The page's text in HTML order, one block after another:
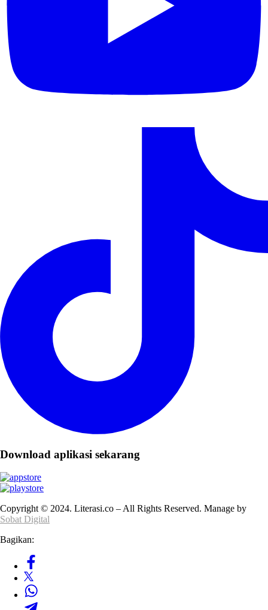
Download aplikasi sekarang
Copyright © 2024. Literasi.co – All Rights Reserved. Manage by
Sobat Digital
Bagikan: